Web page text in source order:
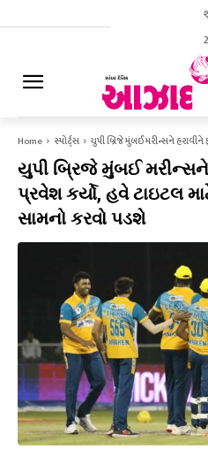
Home સ્પોર્ટ્સ યુપી બ્રિજે મુંબઈ મરીન્સને
યુપી બ્રિજે મુંબઈ મરીન્સને
પ્રવેશ કર્યો, હવે ટાઇટલ
સામનો કરવો પડશે